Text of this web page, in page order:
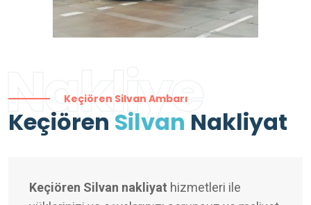
Nakliye
Keçiören Silvan Ambarı
Keçiören Silvan Nakliyat
Keçiören Silvan nakliyat hizmetleri ile